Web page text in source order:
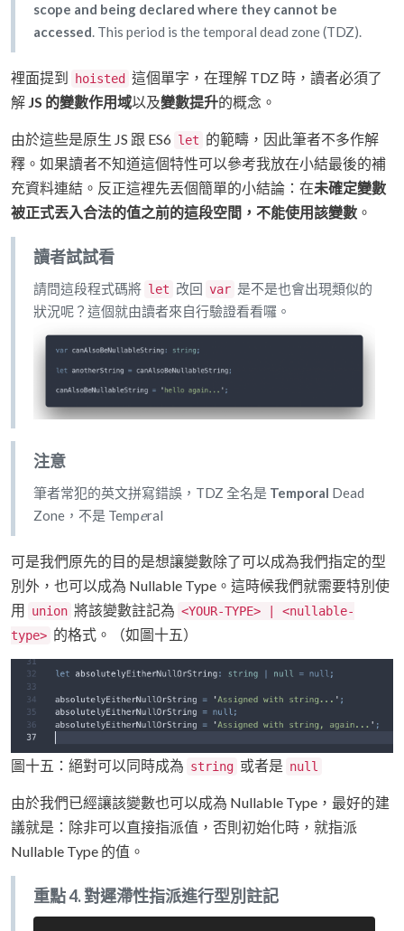
scope and being declared where they cannot be
accessed. This period is the temporal dead zone (TDZ).
裡面提到 hoisted 這個單字，在理解 TDZ 時，讀者必須了
解 JS 的變數作用域以及變數提升的概念。
由於這些是原生 JS 跟 ES6 let 的範疇，因此筆者不多作解
釋。如果讀者不知道這個特性可以參考我放在小結最後的補
充資料連結。反正這裡先丟個簡單的小結論：在未確定變數
被正式丟入合法的值之前的這段空間，不能使用該變數 。
讀者試試看
請問這段程式碼將 let 改回 var 是不是也會出現類似的
狀況呢？這個就由讀者來自行驗證看看囉。
注意
筆者常犯的英文拼寫錯誤，TDZ 全名是 Temporal Dead
Zone，不是 Temperal
可是我們原先的目的是想讓變數除了可以成為我們指定的型
別外，也可以成為 Nullable Type。這時候我們就需要特別使
用 union 將該變數註記為 <YOUR-TYPE> | <nullable-
type> 的格式。（如圖十五）
圖十五：絕對可以同時成為 string 或者是 null
由於我們已經讓該變數也可以成為 Nullable Type，最好的建
議就是：除非可以直接指派值，否則初始化時，就指派
Nullable Type 的值。
重點 4. 對遲滯性指派進行型別註記